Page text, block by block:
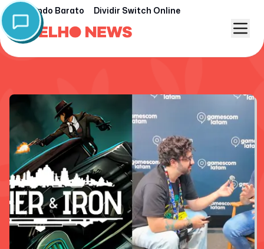
Nintendo Barato Dividir Switch Online